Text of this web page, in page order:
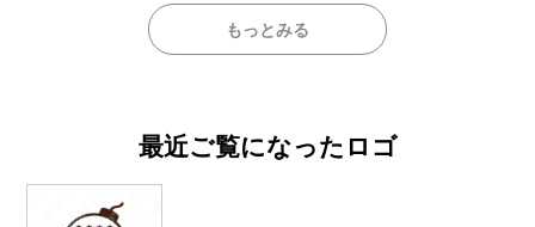
もっとみる
最近ご覧になったロゴ